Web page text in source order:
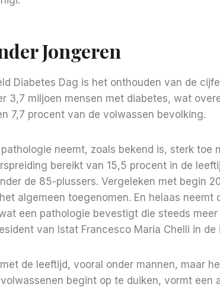
Jongeren
Diabetes Dag is het onthouden van de
3,7 miljoen mensen met diabetes, wat
7,7 procent van de volwassen bevolking.
neemt, zoals bekend is, sterk toe
bereikt van 15,5 procent in de
de 85-plussers. Vergeleken met begin
algemeen toegenomen. En helaas neemt
een pathologie bevestigt die steeds
van Istat Francesco Maria Chelli in
de leeftijd, vooral onder mannen, maar
begint op te duiken, vormt een